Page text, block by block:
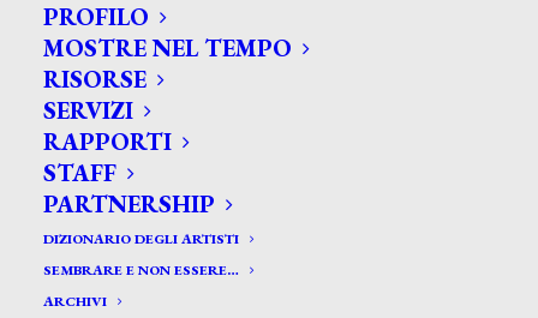
PROFILO
MOSTRE NEL TEMPO
RISORSE
SERVIZI
RAPPORTI
STAFF
PARTNERSHIP
DIZIONARIO DEGLI ARTISTI
SEMBRARE E NON ESSERE…
ARCHIVI
CERCA TRA GLI ARTISTI:
Search
for: